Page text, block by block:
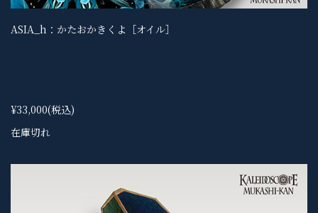
ASIA_h：かたおかきくよ［オイル］
¥33,000(税込)
在庫切れ